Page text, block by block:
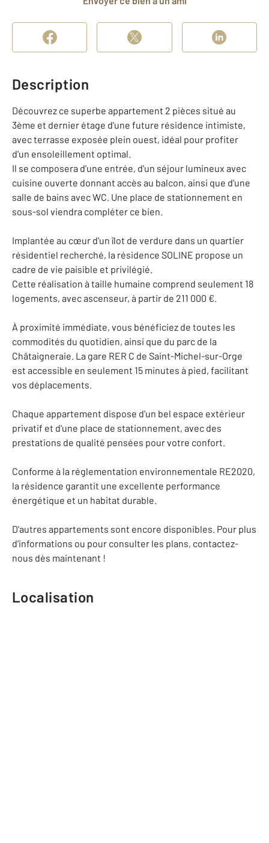
Description
Découvrez ce superbe appartement 2 pièces situé au
3ème et dernier étage d'une future résidence intimiste,
avec terrasse exposée plein ouest, idéal pour profiter
d'un ensoleillement optimal.
Il se composera d'une entrée, d'un séjour lumineux avec
cuisine ouverte donnant accès au balcon, ainsi que d'une
salle de bains avec WC. Une place de stationnement en
sous-sol viendra compléter ce bien.
Implantée au cœur d'un îlot de verdure dans un quartier
résidentiel recherché, la résidence SOLINE propose un
cadre de vie paisible et privilégié.
Cette réalisation à taille humaine comprend seulement 18
logements, avec ascenseur, à partir de 211 000 €.
À proximité immédiate, vous bénéficiez de toutes les
commodités du quotidien, ainsi que du parc de la
Châtaigneraie. La gare RER C de Saint-Michel-sur-Orge
est accessible en seulement 15 minutes à pied, facilitant
vos déplacements.
Chaque appartement dispose d'un bel espace extérieur
privatif et d'une place de stationnement, avec des
prestations de qualité pensées pour votre confort.
Conforme à la réglementation environnementale RE2020,
la résidence garantit une excellente performance
énergétique et un habitat durable.
D'autres appartements sont encore disponibles. Pour plus
d'informations ou pour consulter les plans, contactez-
nous dès maintenant !
Localisation